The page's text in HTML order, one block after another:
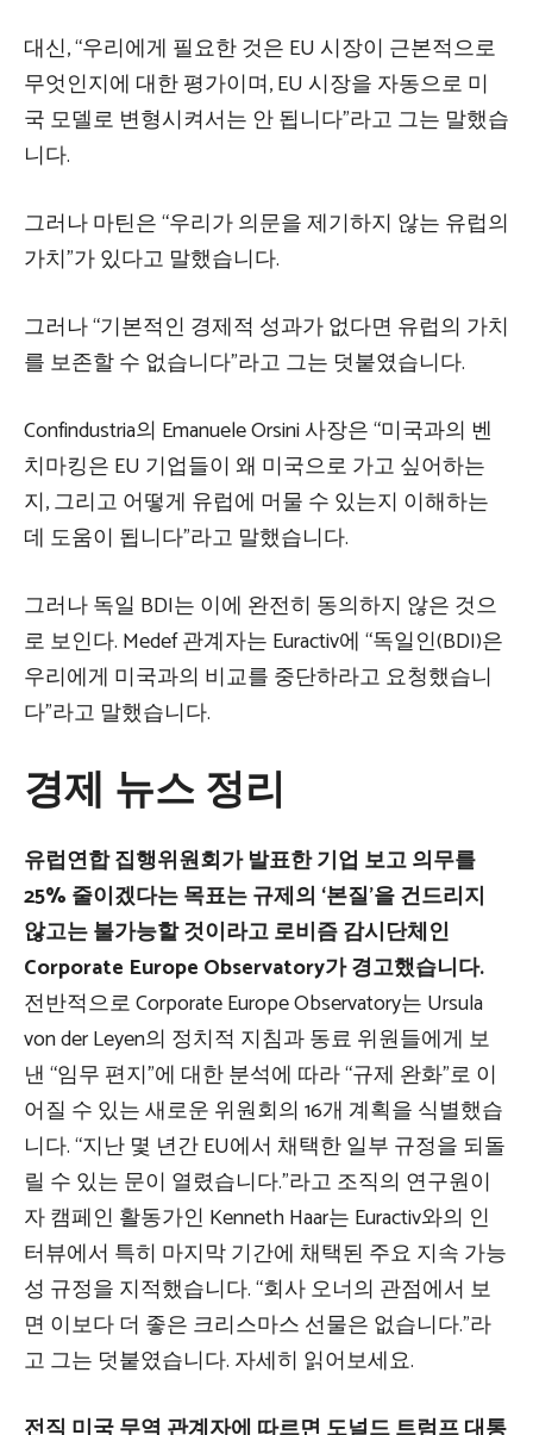
대신, “우리에게 필요한 것은 EU 시장이 근본적으로
무엇인지에 대한 평가이며, EU 시장을 자동으로 미
국 모델로 변형시켜서는 안 됩니다”라고 그는 말했습
니다.
그러나 마틴은 “우리가 의문을 제기하지 않는 유럽의
가치”가 있다고 말했습니다.
그러나 “기본적인 경제적 성과가 없다면 유럽의 가치
를 보존할 수 없습니다”라고 그는 덧붙였습니다.
Confindustria의 Emanuele Orsini 사장은 “미국과의 벤
치마킹은 EU 기업들이 왜 미국으로 가고 싶어하는
지, 그리고 어떻게 유럽에 머물 수 있는지 이해하는
데 도움이 됩니다”라고 말했습니다.
그러나 독일 BDI는 이에 완전히 동의하지 않은 것으
로 보인다. Medef 관계자는 Euractiv에 “독일인(BDI)은
우리에게 미국과의 비교를 중단하라고 요청했습니
다”라고 말했습니다.
경제 뉴스 정리
유럽연합 집행위원회가 발표한 기업 보고 의무를
25% 줄이겠다는 목표는 규제의 ‘본질’을 건드리지
않고는 불가능할 것이라고 로비즘 감시단체인
Corporate Europe Observatory가 경고했습니다.
전반적으로 Corporate Europe Observatory는 Ursula
von der Leyen의 정치적 지침과 동료 위원들에게 보
낸 “임무 편지”에 대한 분석에 따라 “규제 완화”로 이
어질 수 있는 새로운 위원회의 16개 계획을 식별했습
니다. “지난 몇 년간 EU에서 채택한 일부 규정을 되돌
릴 수 있는 문이 열렸습니다.”라고 조직의 연구원이
자 캠페인 활동가인 Kenneth Haar는 Euractiv와의 인
터뷰에서 특히 마지막 기간에 채택된 주요 지속 가능
성 규정을 지적했습니다. “회사 오너의 관점에서 보
면 이보다 더 좋은 크리스마스 선물은 없습니다.”라
고 그는 덧붙였습니다. 자세히 읽어보세요.